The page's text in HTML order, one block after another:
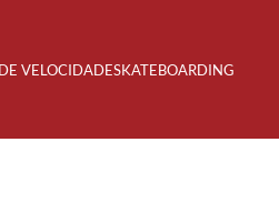
VELOCIDADESKATEBOARDING